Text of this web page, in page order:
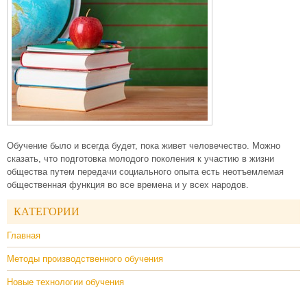
Обучение было и всегда будет, пока живет человечество. Можно
сказать, что подготовка молодого поколения к участию в жизни
общества путем передачи социального опыта есть неотъемлемая
общественная функция во все времена и у всех народов.
КАТЕГОРИИ
Главная
Методы производственного обучения
Новые технологии обучения